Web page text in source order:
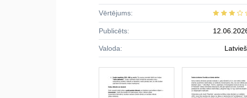
Vērtējums:
Publicēts:
Valoda: